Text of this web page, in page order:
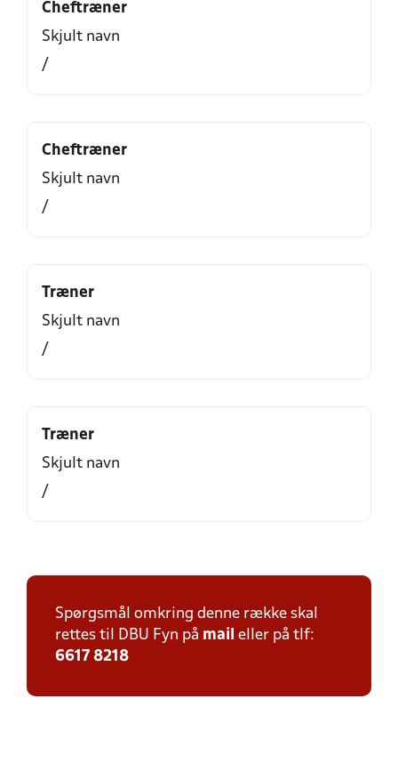
Cheftræner
Skjult navn
/
Cheftræner
Skjult navn
/
Træner
Skjult navn
/
Træner
Skjult navn
/
Spørgsmål omkring denne række skal
rettes til DBU Fyn på mail eller på tlf:
6617 8218